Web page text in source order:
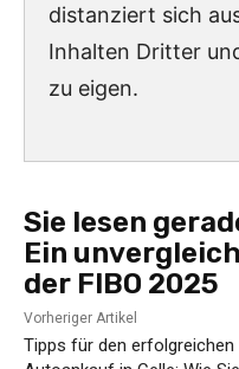
distanziert sich
Inhalten Dritter
zu eigen.
Sie lesen
Ein
der FIBO 2025
Vorheriger Artikel
Tipps für den erfolgreichen